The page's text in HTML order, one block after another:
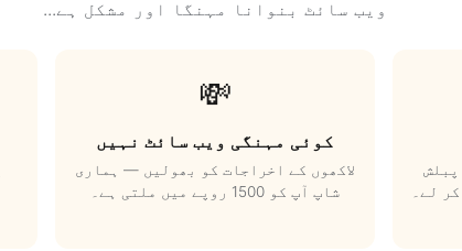
ویب سائٹ بنوانا مہنگا اور مشکل ہے...
لے۔
💸
کوئی مہنگی ویب سائٹ نہیں
لاکھوں کے اخراجات کو بھولیں — ہماری
شاپ آپ کو 1500 روپے میں ملتی ہے۔